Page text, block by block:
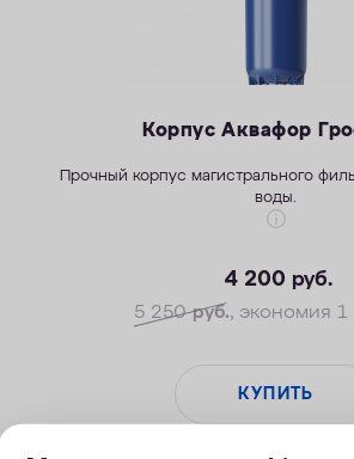
Корпус Аквафор
Прочный корпус магистрального
воды.
4 200 руб.
5 250руб., экономия 1
КУПИТЬ